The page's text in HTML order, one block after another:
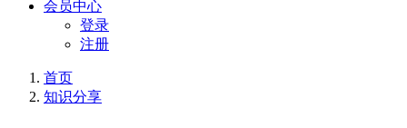
会员中心
登录
注册
首页
知识分享